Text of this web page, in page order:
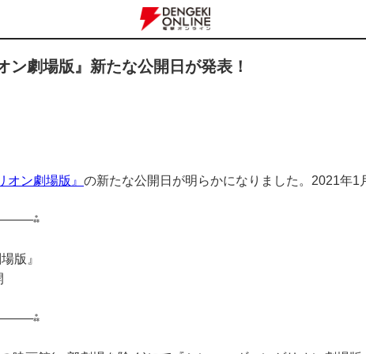
ン劇場版』新たな公開日が発表！
オン劇場版』 の新たな公開日が明らかになりました。2021年1
版』